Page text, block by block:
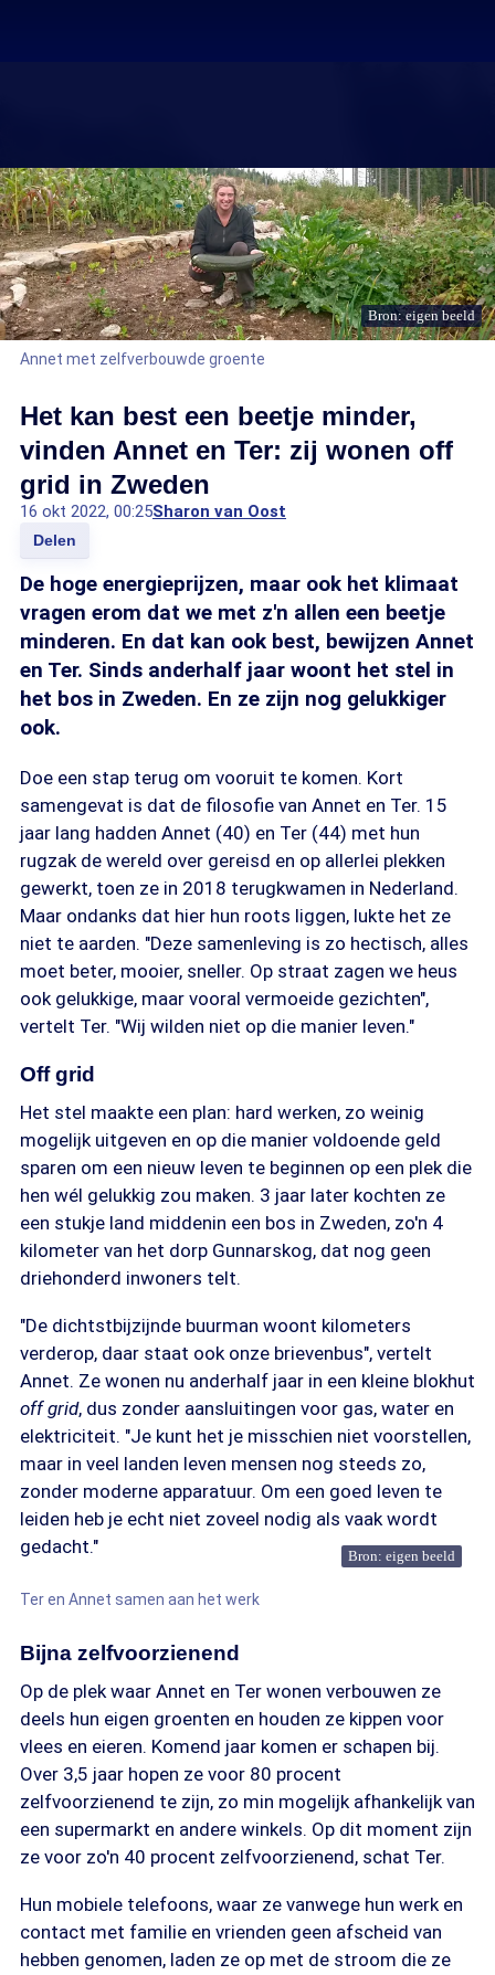
Bron: eigen beeld
Annet met zelfverbouwde groente
Het kan best een beetje minder,
vinden Annet en Ter: zij wonen off
grid in Zweden
16 okt 2022, 00:25Sharon van Oost
Delen
De hoge energieprijzen, maar ook het klimaat
vragen erom dat we met z'n allen een beetje
minderen. En dat kan ook best, bewijzen Annet
en Ter. Sinds anderhalf jaar woont het stel in
het bos in Zweden. En ze zijn nog gelukkiger
ook.
Doe een stap terug om vooruit te komen. Kort
samengevat is dat de filosofie van Annet en Ter. 15
jaar lang hadden Annet (40) en Ter (44) met hun
rugzak de wereld over gereisd en op allerlei plekken
gewerkt, toen ze in 2018 terugkwamen in Nederland.
Maar ondanks dat hier hun roots liggen, lukte het ze
niet te aarden. "Deze samenleving is zo hectisch, alles
moet beter, mooier, sneller. Op straat zagen we heus
ook gelukkige, maar vooral vermoeide gezichten",
vertelt Ter. "Wij wilden niet op die manier leven."
Off grid
Het stel maakte een plan: hard werken, zo weinig
mogelijk uitgeven en op die manier voldoende geld
sparen om een nieuw leven te beginnen op een plek die
hen wél gelukkig zou maken. 3 jaar later kochten ze
een stukje land middenin een bos in Zweden, zo'n 4
kilometer van het dorp Gunnarskog, dat nog geen
driehonderd inwoners telt.
"De dichtstbijzijnde buurman woont kilometers
verderop, daar staat ook onze brievenbus", vertelt
Annet. Ze wonen nu anderhalf jaar in een kleine blokhut
off grid, dus zonder aansluitingen voor gas, water en
elektriciteit. "Je kunt het je misschien niet voorstellen,
maar in veel landen leven mensen nog steeds zo,
zonder moderne apparatuur. Om een goed leven te
leiden heb je echt niet zoveel nodig als vaak wordt
gedacht."
Bron: eigen beeld
Ter en Annet samen aan het werk
Bijna zelfvoorzienend
Op de plek waar Annet en Ter wonen verbouwen ze
deels hun eigen groenten en houden ze kippen voor
vlees en eieren. Komend jaar komen er schapen bij.
Over 3,5 jaar hopen ze voor 80 procent
zelfvoorzienend te zijn, zo min mogelijk afhankelijk van
een supermarkt en andere winkels. Op dit moment zijn
ze voor zo'n 40 procent zelfvoorzienend, schat Ter.
Hun mobiele telefoons, waar ze vanwege hun werk en
contact met familie en vrienden geen afscheid van
hebben genomen, laden ze op met de stroom die ze